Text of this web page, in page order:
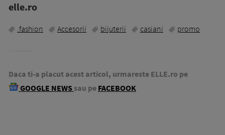
elle.ro
.fashion Accesorii bijuterii casiani promo
Daca ti-a placut acest articol, urmareste ELLE.ro pe
GOOGLE NEWS sau pe FACEBOOK